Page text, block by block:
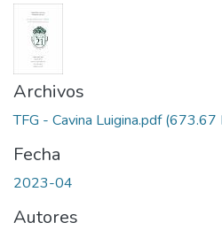
Archivos
TFG - Cavina Luigina.pdf(673.67
Fecha
2023-04
Autores